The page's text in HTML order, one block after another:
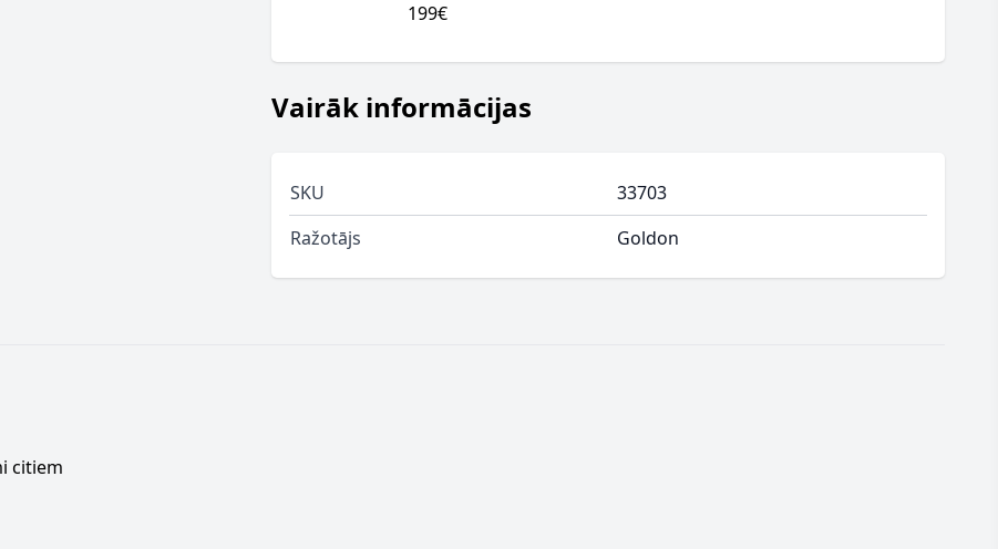
199€
Vairāk informācijas
SKU
33703
Ražotājs
Goldon
citiem